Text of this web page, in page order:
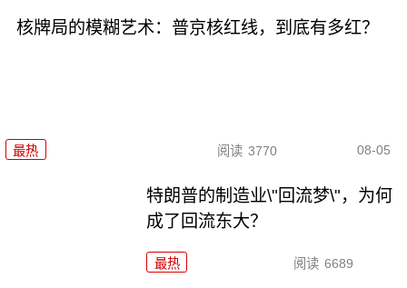
核牌局的模糊艺术：普京核红线，到底有多红？
最热 阅读 3770 08-05
特朗普的制造业\"回流梦\"，为何
成了回流东大？
最热 阅读 6689